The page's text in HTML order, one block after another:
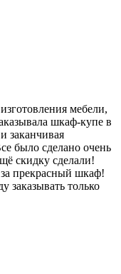
мебели,
шкаф-купе в
заканчивая
было сделано очень
скидку сделали!
за прекрасный шкаф!
заказывать только